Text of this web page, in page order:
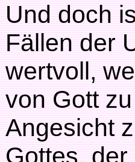
Und doch
Fällen der
wertvoll,
von Gott
Angesicht
Gottes,